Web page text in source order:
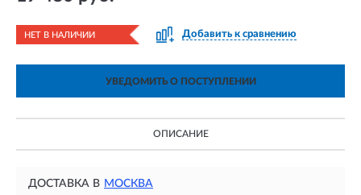
НЕТ В НАЛИЧИИ Добавить к сравнению
УВЕДОМИТЬ О ПОСТУПЛЕНИИ
ОПИСАНИЕ
ДОСТАВКА В МОСКВА